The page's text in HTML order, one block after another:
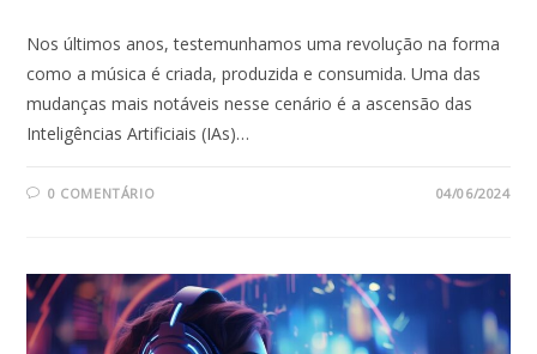
Nos últimos anos, testemunhamos uma revolução na forma
como a música é criada, produzida e consumida. Uma das
mudanças mais notáveis nesse cenário é a ascensão das
Inteligências Artificiais (IAs)…
0 COMENTÁRIO 04/06/2024